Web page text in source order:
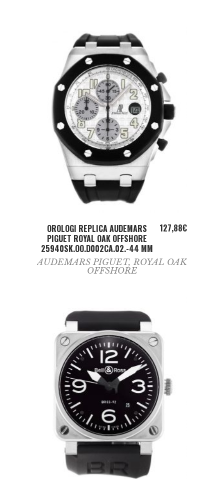
ADD TO CART
OROLOGI REPLICA AUDEMARS
PIGUET ROYAL OAK OFFSHORE
25940SK.OO.D002CA.02.-44 MM
127,88€
AUDEMARS PIGUET, ROYAL OAK
OFFSHORE